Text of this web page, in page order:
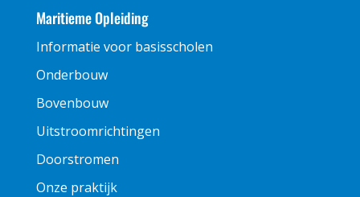
Maritieme Opleiding
Informatie voor basisscholen
Onderbouw
Bovenbouw
Uitstroomrichtingen
Doorstromen
Onze praktijk